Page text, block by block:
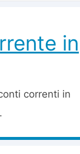
in
correnti in